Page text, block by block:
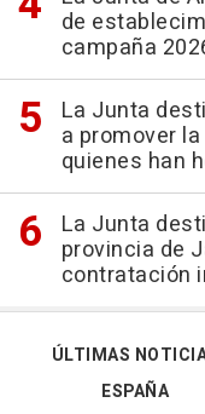
de
campaña
La Junta
a promover
quienes han
La Junta
provincia de
contratación
ÚLTIMAS
ESPAÑA